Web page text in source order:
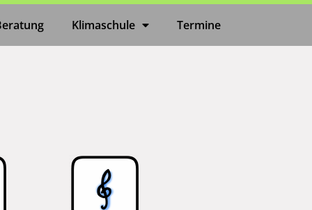
Klimaschule Termine